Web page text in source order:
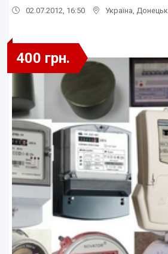
02.07.2012, 16:50 Україна Донецьк
400 грн.